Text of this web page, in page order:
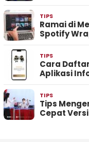
TIPS
Ramai di
Spotify
TIPS
Cara
Aplikasi
TIPS
Tips
Cepat